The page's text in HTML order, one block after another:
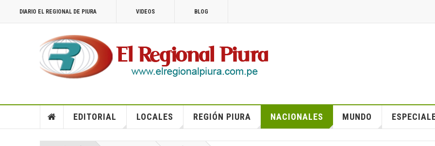
DIARIO EL REGIONAL DE PIURA VIDEOS BLOG
EDITORIAL LOCALES REGIÓN PIURA NACIONALES MUNDO